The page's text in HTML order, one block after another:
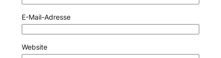
E-Mail-Adresse
Website